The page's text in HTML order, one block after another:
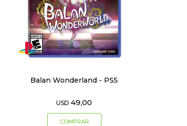
Balan Wonderland - PS5
USD 49,00